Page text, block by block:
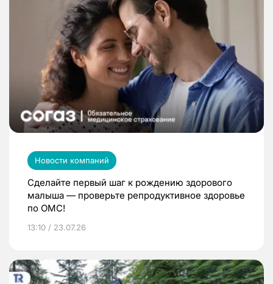
Новости компаний
Сделайте первый шаг к рождению здорового
малыша — проверьте репродуктивное здоровье
по ОМС!
13:10 / 23.07.26